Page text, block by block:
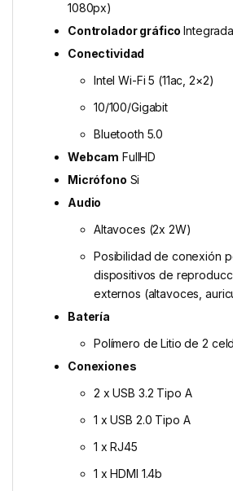
1080px)
Controlador gráfico
Conectividad
Intel Wi-Fi 5 (11ac, 2×2)
10/100/Gigabit
Bluetooth 5.0
Webcam FullHD
Micrófono Si
Audio
Altavoces (2x 2W)
Posibilidad de conexión
dispositivos de
externos (altavoces,
Batería
Polímero de Litio de 2
Conexiones
2 x USB 3.2 Tipo A
1 x USB 2.0 Tipo A
1 x RJ45
1 x HDMI 1.4b